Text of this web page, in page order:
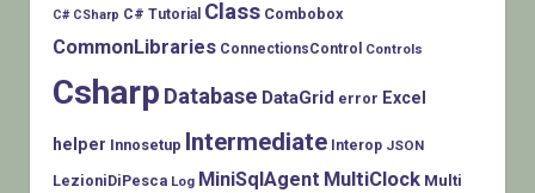
C# CSharp C# Tutorial Class Combobox
CommonLibraries ConnectionsControl Controls
Csharp Database DataGrid error Excel
helper Innosetup Intermediate Interop JSON
LezioniDiPesca Log MiniSqlAgent MultiClock Multi